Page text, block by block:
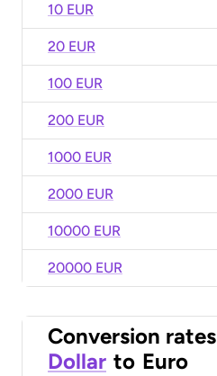
10 EUR
20 EUR
100 EUR
200 EUR
1000 EUR
2000 EUR
10000 EUR
20000 EUR
Conversion rates
Dollar to Euro